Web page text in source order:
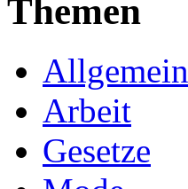
Themen
Allgemein
Arbeit
Gesetze